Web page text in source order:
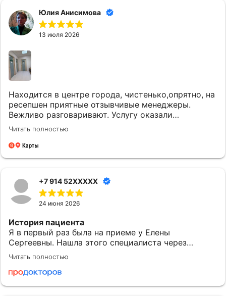
Юлия Анисимова
13 июля 2026
Находится в центре города, чистенько,опрятно, на
ресепшен приятные отзывчивые менеджеры.
Вежливо разговаривают. Услугу оказали
качественно и вовремя. Однозначно придем еще.
Читать полностью
+7 914 52XXXXX
24 июня 2026
История пациента
Я в первый раз была на приеме у Елены
Сергеевны. Нашла этого специалиста через
приложение МедТочка. При выборе обратила
внимание на ее профессионализм. Перед
исследованием были предоставлены одноразовые
Читать полностью